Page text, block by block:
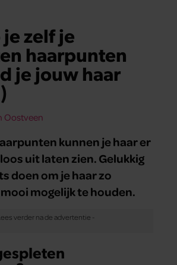
zelf je
haarpunten
je jouw haar
Oostveen
kunnen je haar er
uit laten zien. Gelukkig
doen om je haar zo
mogelijk te houden.